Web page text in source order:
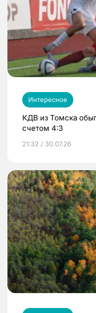
Интересное
КДВ из Томска
счетом 4:3
21:32 / 30.07.26